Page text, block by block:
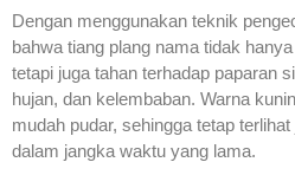
Dengan menggunakan teknik
bahwa tiang plang nama tidak
tetapi juga tahan terhadap paparan
hujan, dan kelembaban. Warna
mudah pudar, sehingga tetap
dalam jangka waktu yang lama.